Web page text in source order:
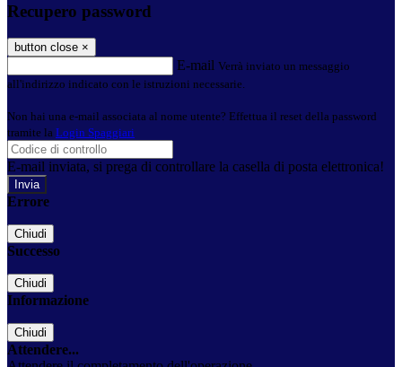
Recupero password
button close ×
E-mail Verrà inviato un messaggio
all'indirizzo indicato con le istruzioni necessarie.
Non hai una e-mail associata al nome utente? Effettua il reset della password
tramite la Login Spaggiari
E-mail inviata, si prega di controllare la casella di posta elettronica!
Errore
Chiudi
Successo
Chiudi
Informazione
Chiudi
Attendere...